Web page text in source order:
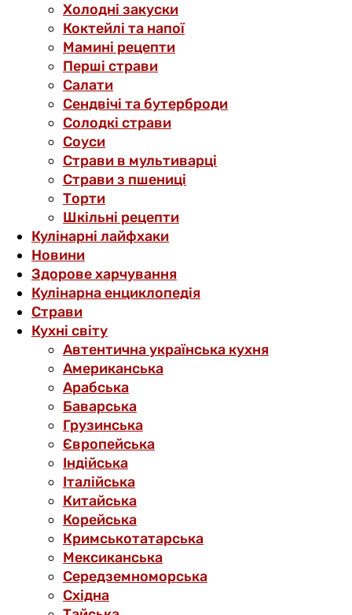
Холодні закуски
Коктейлі та напої
Мамині рецепти
Перші страви
Салати
Сендвічі та бутерброди
Солодкі страви
Соуси
Страви в мультиварці
Страви з пшениці
Торти
Шкільні рецепти
Кулінарні лайфхаки
Новини
Здорове харчування
Кулінарна енциклопедія
Страви
Кухні світу
Автентична українська кухня
Американська
Арабська
Баварська
Грузинська
Європейська
Індійська
Італійська
Китайська
Корейська
Кримськотатарська
Мексиканська
Середземноморська
Східна